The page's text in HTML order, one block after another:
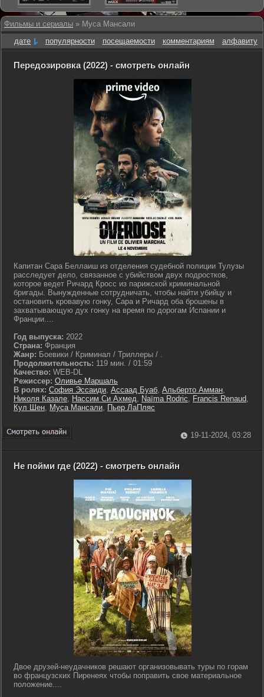
Фильмы и сериалы » Муса Мансали
дате
популярности посещаемости комментариям алфавиту
Передозировка (2022) - смотреть онлайн
Капитан Сара Беллаиш из отделения судебной полиции Тулузы
расследует дело, связанное с убийством двух подростков,
которое ведет Ричард Кросс из парижской криминальной
бригады. Вынужденные сотрудничать, чтобы найти убийцу и
остановить кровавую гонку, Сара и Ричард оба брошены в
захватывающую дух гонку на время по дорогам Испании и
Франции....
Год выпуска: 2022
Страна: Франция
Жанр: Боевики / Криминал / Триллеры / .
Продолжительность: 119 мин. / 01:59
Качество: WEB-DL
Режиссер: Оливье Маршаль
В ролях: София Эссаиди, Ассаад Буаб, Альберто Амман,
Николя Казале, Нассим Си Ахмед, Naïma Rodric, Francis Renaud,
Кул Шен, Муса Мансали, Пьер ЛаПляс
19-11-2024, 03:28
Не пойми где (2022) - смотреть онлайн
Двое друзей-неудачников решают организовывать туры по горам
во французских Пиренеях чтобы поправить свое материальное
положение....